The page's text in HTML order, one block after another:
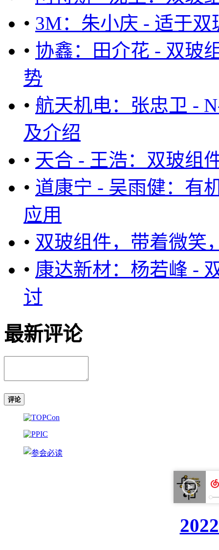
• 3M：朱小庆 - 适于
• 协鑫：田介花 - 双玻
势
• 航天机电：张忠卫 -
及介绍
• 天合 - 王浩：双玻组
• 道康宁 - 吴雨健：有
应用
• 双玻组件，带着微笑
• 康达新材：杨若峰 -
讨
最新评论
评论